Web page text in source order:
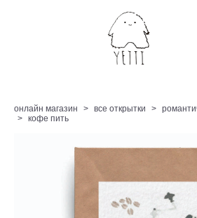
онлайн магазин > все открытки >
> кофе пить